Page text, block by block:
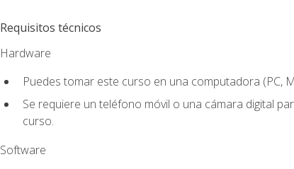
Requisitos técnicos
Hardware
Puedes tomar este curso en una computadora (PC,
Se requiere un teléfono móvil o una cámara digital
curso.
Software